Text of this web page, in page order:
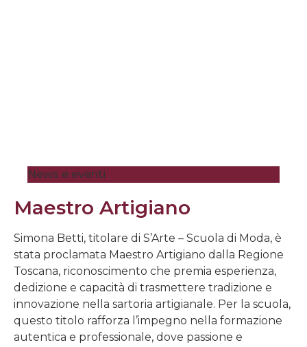
News e eventi
Maestro Artigiano
Simona Betti, titolare di S’Arte – Scuola di Moda, è
stata proclamata Maestro Artigiano dalla Regione
Toscana, riconoscimento che premia esperienza,
dedizione e capacità di trasmettere tradizione e
innovazione nella sartoria artigianale. Per la scuola,
questo titolo rafforza l’impegno nella formazione
autentica e professionale, dove passione e